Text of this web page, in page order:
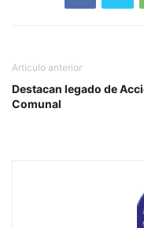
Artículo anterior
Destacan legado de
Comunal